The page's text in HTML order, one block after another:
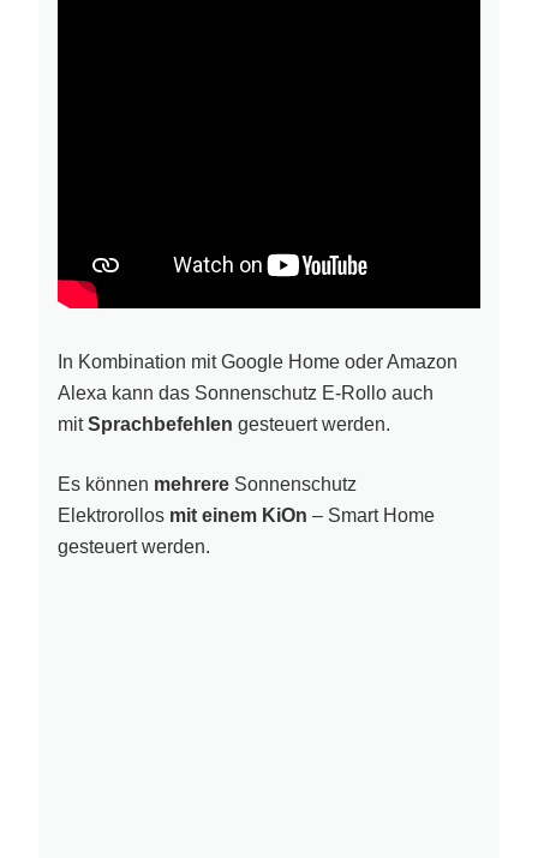
In Kombination mit Google Home oder Amazon
Alexa kann das Sonnenschutz E-Rollo auch
mitSprachbefehlen gesteuert werden.
Es können mehrere Sonnenschutz
Elektrorollos mit einem KiOn – Smart Home
gesteuert werden.